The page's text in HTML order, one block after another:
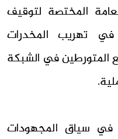
المختصة لتوقيف
تهريب المخدرات
المتورطين في الشبكة
في سياق المجهودات